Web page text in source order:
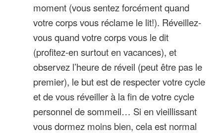
moment (vous sentez forcément quand
votre corps vous réclame le lit!). Réveillez-
vous quand votre corps vous le dit
(profitez-en surtout en vacances), et
observez l’heure de réveil (peut être pas le
premier), le but est de respecter votre cycle
et de vous réveiller à la fin de votre cycle
personnel de sommeil… Si en vieillissant
vous dormez moins bien, cela est normal